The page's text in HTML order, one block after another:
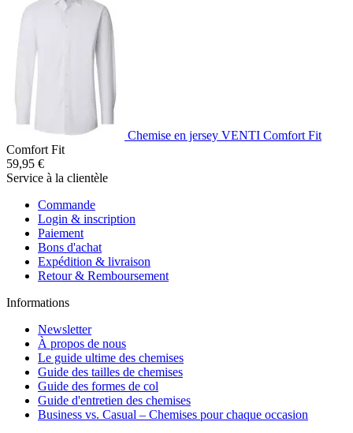
Chemise en jersey VENTI Comfort Fit
Comfort Fit
59,95 €
Service à la clientèle
Commande
Login & inscription
Paiement
Bons d'achat
Expédition & livraison
Retour & Remboursement
Informations
Newsletter
À propos de nous
Le guide ultime des chemises
Guide des tailles de chemises
Guide des formes de col
Guide d'entretien des chemises
Business vs. Casual – Chemises pour chaque occasion